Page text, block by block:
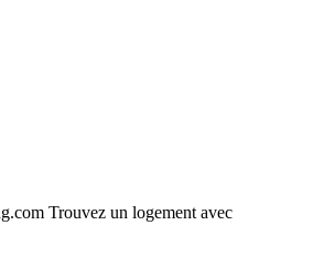
Trouvez un logement avec